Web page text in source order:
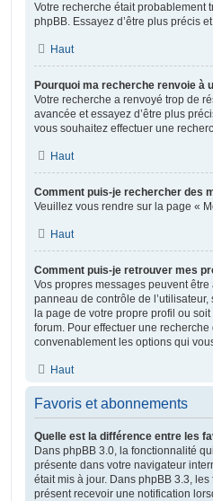
Votre recherche était probablement
phpBB. Essayez d’être plus précis
Haut
Pourquoi ma recherche renvoie à
Votre recherche a renvoyé trop de
avancée et essayez d’être plus
vous souhaitez effectuer une
Haut
Comment puis-je rechercher des
Veuillez vous rendre sur la page «
Haut
Comment puis-je retrouver mes
Vos propres messages peuvent
panneau de contrôle de
la page de votre propre profil ou
forum. Pour effectuer une
convenablement les options qui
Haut
Favoris et abonnements
Quelle est la différence entre les
Dans phpBB 3.0, la fonctionnalité
présente dans votre navigateur
était mis à jour. Dans phpBB 3.3,
présent recevoir une notification